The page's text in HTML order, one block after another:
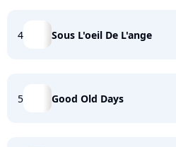
4 Sous L'oeil De L'ange
5 Good Old Days